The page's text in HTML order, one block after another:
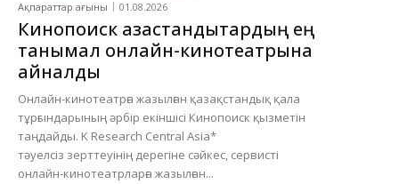
Ақпараттар ағыны 01.08.2026
Кинопоиск қазақстандықтардың ең
танымал онлайн-кинотеатрына
айналды
Онлайн-кинотеатрға жазылған қазақстандық қала
тұрғындарының әрбір екіншісі Кинопоиск қызметін
таңдайды. K Research Central Asia*
тәуелсіз зерттеуінің дерегіне сәйкес, сервисті
онлайн-кинотеатрларға жазылған...